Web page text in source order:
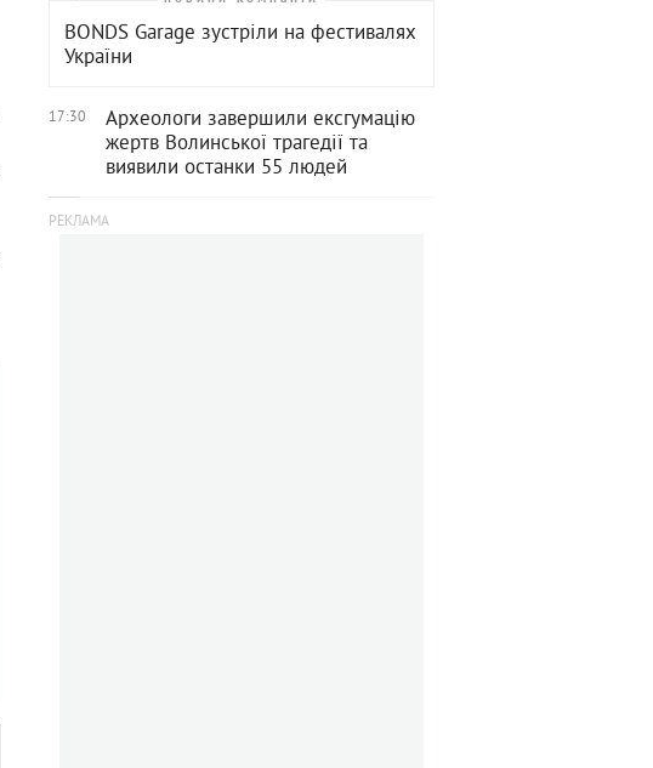
BONDS Garage зустріли на фестивалях
України
17:30
Археологи завершили ексгумацію
жертв Волинської трагедії та
виявили останки 55 людей